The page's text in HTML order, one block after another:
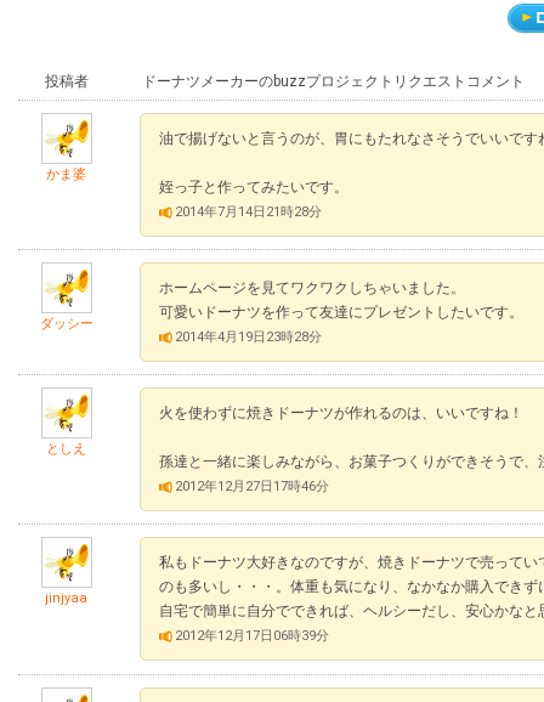
投稿者 ドーナツメーカーのbuzzプロジェクトリクエストコメント
かま婆
油で揚げないと言うのが、胃にもたれなさそうでいいです
姪っ子と作ってみたいです。
2014年7月14日21時28分
ダッシー
ホームページを見てワクワクしちゃいました。
可愛いドーナツを作って友達にプレゼントしたいです。
2014年4月19日23時28分
としえ
火を使わずに焼きドーナツが作れるのは、いいですね！
孫達と一緒に楽しみながら、お菓子つくりができそうで、
2012年12月27日17時46分
jinjyaa
私もドーナツ大好きなのですが、焼きドーナツで売って
のも多いし・・・。体重も気になり、なかなか購入できず
自宅で簡単に自分でできれば、ヘルシーだし、安心かな
2012年12月17日06時39分